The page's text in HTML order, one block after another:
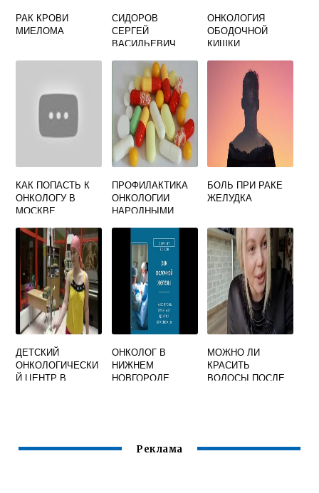
РАК КРОВИ
МИЕЛОМА
СИДОРОВ
СЕРГЕЙ
ВАСИЛЬЕВИЧ
НОВОСИБИРСК
ОНКОЛОГИЯ
ОБОДОЧНОЙ
КИШКИ
КАК ПОПАСТЬ К
ОНКОЛОГУ В
МОСКВЕ
ПРОФИЛАКТИКА
ОНКОЛОГИИ
НАРОДНЫМИ
БОЛЬ ПРИ РАКЕ
ЖЕЛУДКА
ДЕТСКИЙ
ОНКОЛОГИЧЕСКИ
Й ЦЕНТР В
ОНКОЛОГ В
НИЖНЕМ
НОВГОРОДЕ
МОЖНО ЛИ
КРАСИТЬ
ВОЛОСЫ ПОСЛЕ
Реклама